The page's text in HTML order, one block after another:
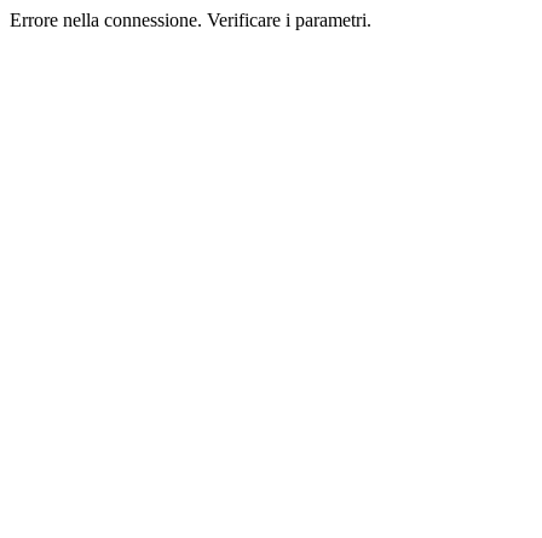
Errore nella connessione. Verificare i parametri.